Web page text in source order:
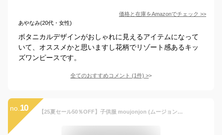
価格と在庫をAmazonでチェック >>
あやなみ(20代・女性)
ボタニカルデザインがおしゃれに見えるアイテムになって
いて、オススメかと思いますし花柄でリゾート感あるキッ
ズワンピースです。
全てのおすすめコメント (1件) >
no. 10 【25夏セール50％OFF】子供服 moujonjon (ムージョンジョン) ボタニカル柄レーヨンワンピース 90cm 100cm 110cm 120cm 130cm M44350